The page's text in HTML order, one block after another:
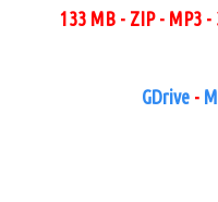
133 MB - ZIP - MP3 -
GDrive -